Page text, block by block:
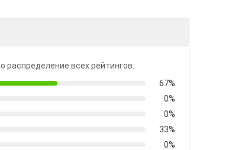
распределение всех рейтингов:
67%
0%
0%
33%
0%